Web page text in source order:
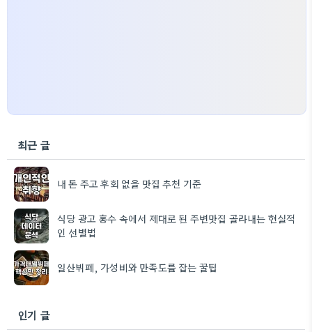
최근 글
내 돈 주고 후회 없을 맛집 추천 기준
식당 광고 홍수 속에서 제대로 된 주변맛집 골라내는 현실적
인 선별법
일산뷔페, 가성비와 만족도를 잡는 꿀팁
인기 글